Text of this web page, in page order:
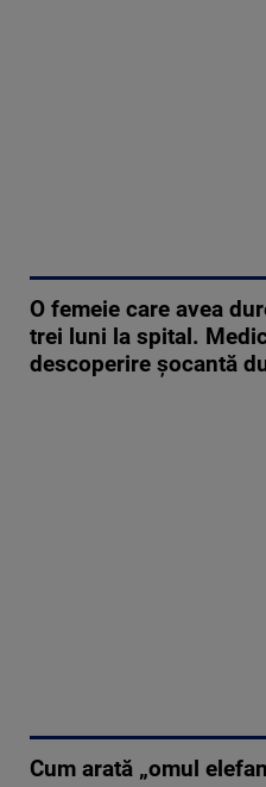
O femeie care avea
trei luni la spital.
descoperire șocantă
Cum arată „omul